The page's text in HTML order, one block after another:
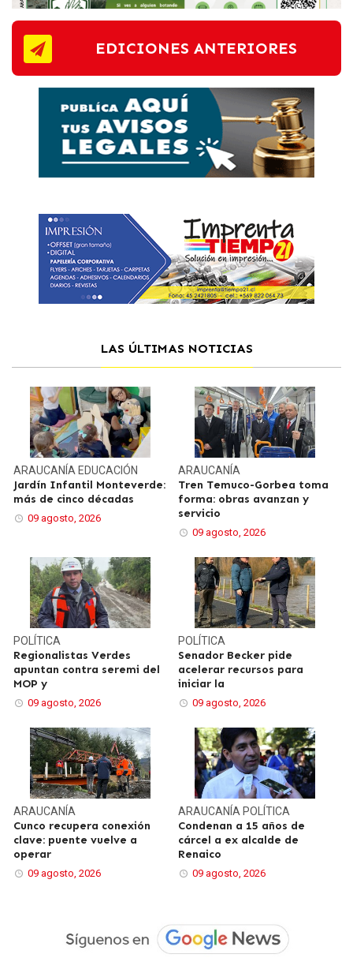
EDICIONES ANTERIORES
LAS ÚLTIMAS NOTICIAS
ARAUCANÍA EDUCACIÓN
Jardín Infantil Monteverde:
más de cinco décadas
09 agosto, 2026
ARAUCANÍA
Tren Temuco-Gorbea toma
forma: obras avanzan y
servicio
09 agosto, 2026
POLÍTICA
Regionalistas Verdes
apuntan contra seremi del
MOP y
09 agosto, 2026
POLÍTICA
Senador Becker pide
acelerar recursos para
iniciar la
09 agosto, 2026
ARAUCANÍA
Cunco recupera conexión
clave: puente vuelve a
operar
09 agosto, 2026
ARAUCANÍA POLÍTICA
Condenan a 15 años de
cárcel a ex alcalde de
Renaico
09 agosto, 2026